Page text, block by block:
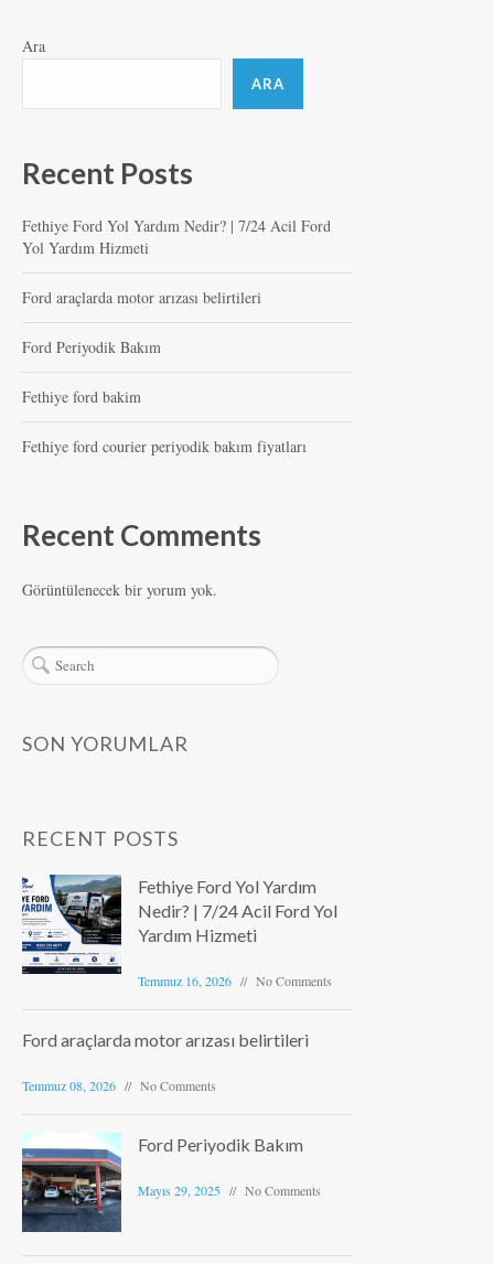
Ara
ARA
Recent Posts
Fethiye Ford Yol Yardım Nedir? | 7/24 Acil Ford
Yol Yardım Hizmeti
Ford araçlarda motor arızası belirtileri
Ford Periyodik Bakım
Fethiye ford bakim
Fethiye ford courier periyodik bakım fiyatları
Recent Comments
Görüntülenecek bir yorum yok.
SON YORUMLAR
RECENT POSTS
Fethiye Ford Yol Yardım
Nedir? | 7/24 Acil Ford Yol
Yardım Hizmeti
Temmuz 16, 2026 No Comments
Ford araçlarda motor arızası belirtileri
Temmuz 08, 2026 No Comments
Ford Periyodik Bakım
Mayıs 29, 2025 No Comments